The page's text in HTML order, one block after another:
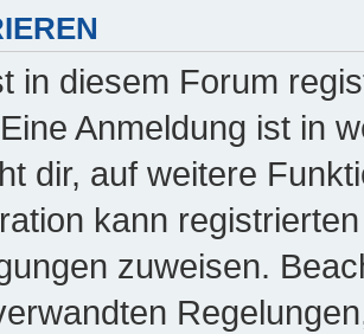
in diesem Forum
Anmeldung ist in
dir, auf weitere
kann
zuweisen.